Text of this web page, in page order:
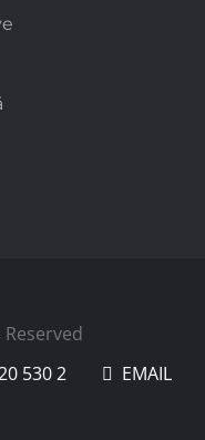
20 530 2
EMAIL